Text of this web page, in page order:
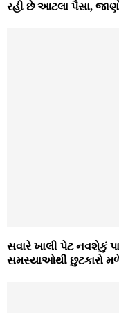
રહી છે આટલા પૈસા,
સવારે ખાલી પેટ નવશેકું
સમસ્યાઓથી છુટકારો